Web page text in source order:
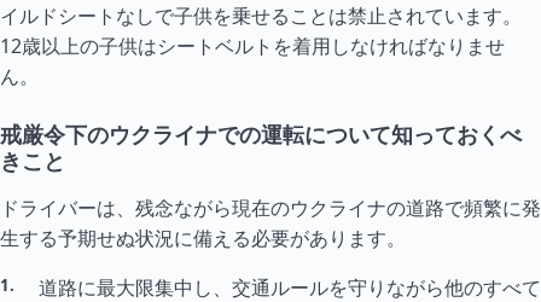
イルドシートなしで子供を乗せることは禁止されています。
12歳以上の子供はシートベルトを着用しなければなりませ
ん。
戒厳令下のウクライナでの運転について知っておくべ
きこと
ドライバーは、残念ながら現在のウクライナの道路で頻繁に発
生する予期せぬ状況に備える必要があります。
道路に最大限集中し、交通ルールを守りながら他のすべて